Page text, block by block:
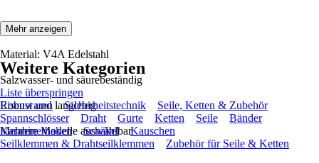
Eigenschaften:
Material: V4A Edelstahl
Salzwasser- und säurebeständig
Robust und langlebig
Mehrere Modelle auswählbar
Mehr anzeigen
Weitere Kategorien
Liste überspringen
Eisenwaren
Sicherheitstechnik
Seile, Ketten & Zubehör
Spannschlösser
Draht Gurte Ketten Seile
Bänder
Karabinerhaken
Schäkel
Kauschen
Seilklemmen & Drahtseilklemmen
Zubehör für Seile & Ketten